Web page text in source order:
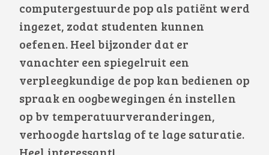
computergestuurde pop als patiënt werd
ingezet, zodat studenten kunnen
oefenen. Heel bijzonder dat er
vanachter een spiegelruit een
verpleegkundige de pop kan bedienen op
spraak en oogbewegingen én instellen
op bv temperatuurveranderingen,
verhoogde hartslag of te lage saturatie.